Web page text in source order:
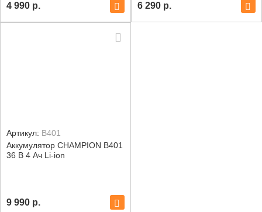
4 990 р. 6 290 р.
Артикул: B401
Аккумулятор CHAMPION B401
36 В 4 Ач Li-ion
9 990 р.